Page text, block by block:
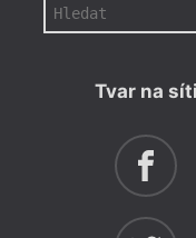
Tvar na síti